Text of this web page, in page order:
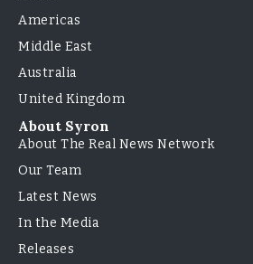
Americas
Middle East
Australia
United Kingdom
About Syron
About The Real News Network
Our Team
Latest News
In the Media
Releases